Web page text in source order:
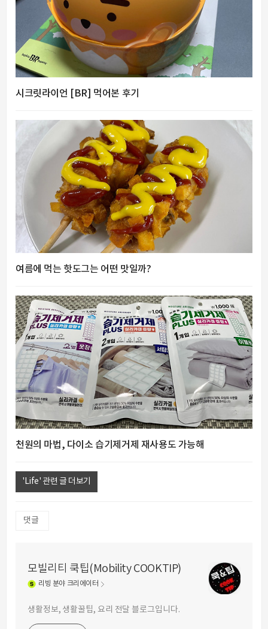
시크릿라이언 [BR] 먹어본 후기
여름에 먹는 핫도그는 어떤 맛일까?
천원의 마법, 다이소 습기제거제 재사용도 가능해
'Life' 관련 글 더보기
댓글
모빌리티 쿡팁(Mobility COOKTIP)
리빙 분야 크리에이터
생활정보, 생활꿀팁, 요리 전달 블로그입니다.